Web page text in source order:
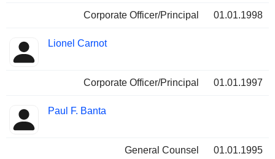
Corporate Officer/Principal 01.01.1998
Lionel Carnot
Corporate Officer/Principal 01.01.1997
Paul F. Banta
General Counsel 01.01.1995